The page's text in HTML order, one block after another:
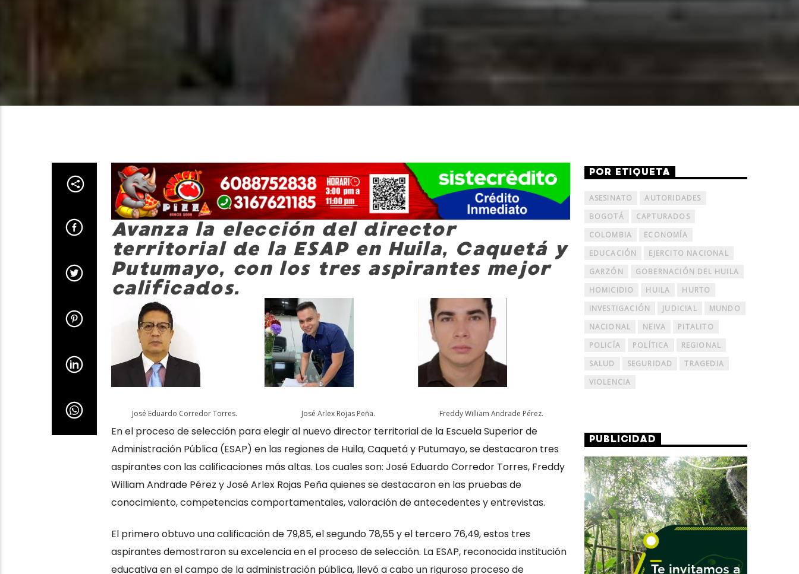
Avanza la elección del director
territorial de la ESAP en Huila, Caquetá y
Putumayo, con los tres aspirantes mejor
calificados.
En el proceso de selección para elegir al nuevo director territorial de la Escuela Superior de
Administración Pública (ESAP) en las regiones de Huila, Caquetá y Putumayo, se destacaron tres
aspirantes con las calificaciones más altas. Los cuales son: José Eduardo Corredor Torres, Freddy
William Andrade Pérez y José Arlex Rojas Peña quienes se destacaron en las pruebas de
conocimiento, competencias comportamentales, valoración de antecedentes y entrevistas.
El primero obtuvo una calificación de 79,85, el segundo 78,55 y el tercero 76,49, estos tres
aspirantes demostraron su excelencia en el proceso de selección. La ESAP, reconocida institución
educativa en el campo de la administración pública, llevó a cabo un riguroso proceso de
POR ETIQUETA
ASESINATO
AUTORIDADES
BOGOTÁ
CAPTURADOS
COLOMBIA
ECONOMÍA
EDUCACIÓN
EJERCITO NACIONAL
GARZÓN
GOBERNACIÓN DEL HUILA
HOMICIDIO
HUILA
HURTO
INVESTIGACIÓN
JUDICIAL
MUNDO
NACIONAL
NEIVA
PITALITO
POLICÍA
POLÍTICA
REGIONAL
SALUD
SEGURIDAD
TRAGEDIA
VIOLENCIA
PUBLICIDAD